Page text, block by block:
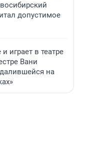
допустимое
играет в театре
Вани
на